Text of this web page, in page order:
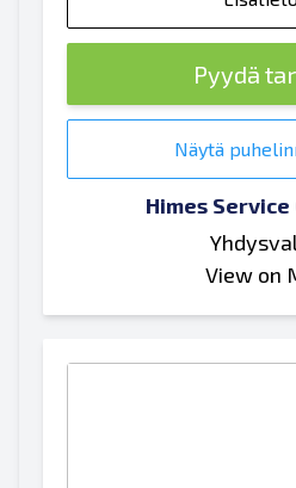
Pyydä
Näytä
Himes Service
View on